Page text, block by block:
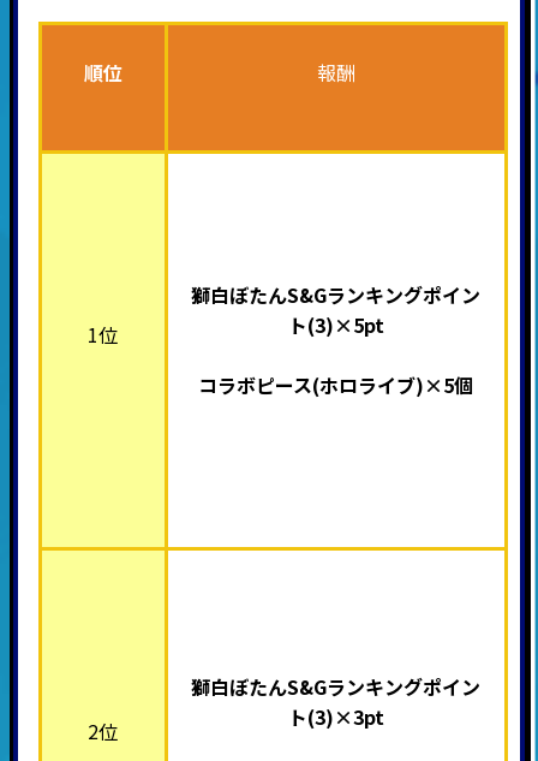
順位 報酬
1位
獅白ぼたんS&Gランキングポイン
ト(3)×5pt
コラボピース(ホロライブ)×5個
2位
獅白ぼたんS&Gランキングポイン
ト(3)×3pt